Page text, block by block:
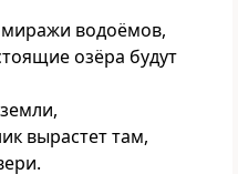
водоёмов,
озёра будут
вырастет там,